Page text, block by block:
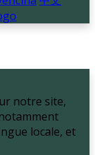
notre site,
locale, et